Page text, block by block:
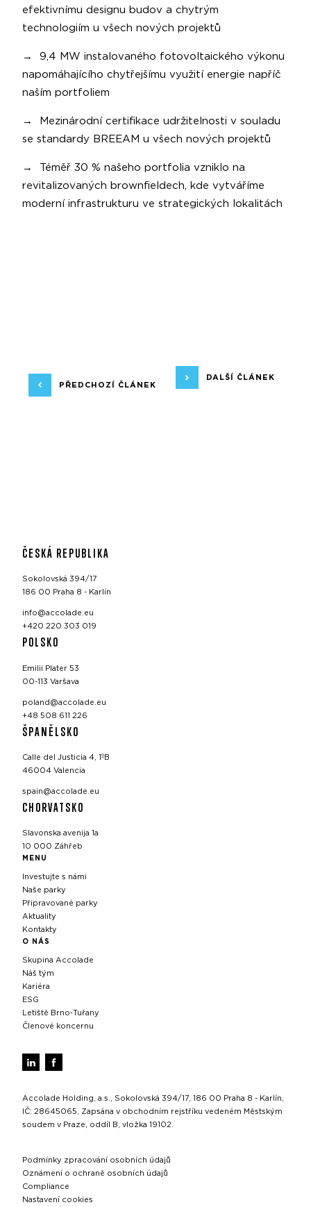
efektivnímu designu budov a chytrým
technologiím u všech nových projektů
→ 9,4 MW instalovaného fotovoltaického výkonu
napomáhajícího chytřejšímu využití energie napříč
naším portfoliem
→ Mezinárodní certifikace udržitelnosti v souladu
se standardy BREEAM u všech nových projektů
→ Téměř 30 % našeho portfolia vzniklo na
revitalizovaných brownfieldech, kde vytváříme
moderní infrastrukturu ve strategických lokalitách
PŘEDCHOZÍ ČLÁNEK
DALŠÍ ČLÁNEK
ČESKÁ REPUBLIKA
Sokolovská 394/17
186 00 Praha 8 - Karlín
info@accolade.eu
+420 220 303 019
POLSKO
Emilii Plater 53
00-113 Varšava
poland@accolade.eu
+48 508 611 226
ŠPANĚLSKO
Calle del Justicia 4, 1ºB
46004 Valencia
spain@accolade.eu
CHORVATSKO
Slavonska avenija 1a
10 000 Záhřeb
MENU
Investujte s námi
Naše parky
Připravované parky
Aktuality
Kontakty
O NÁS
Skupina Accolade
Náš tým
Kariéra
ESG
Letiště Brno‑Tuřany
Členové koncernu
Accolade Holding, a.s., Sokolovská 394/17, 186 00 Praha 8 - Karlín,
IČ: 28645065, Zapsána v obchodním rejstříku vedeném Městským
soudem v Praze, oddíl B, vložka 19102.
Podmínky zpracování osobních údajů
Oznámení o ochraně osobních údajů
Compliance
Nastavení cookies